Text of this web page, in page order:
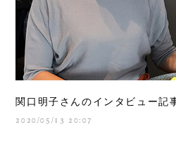
関口明子さんのインタビュー記
2020/05/13 20:07